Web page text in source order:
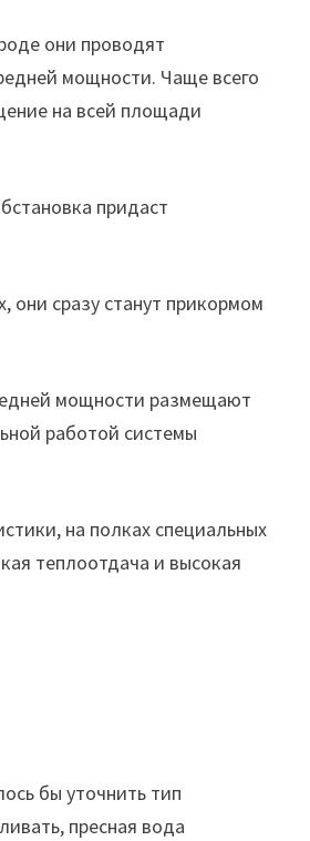
они проводят
мощности. Чаще всего
на всей площади
придаст
они сразу станут прикормом
мощности размещают
работой системы
на полках специальных
теплоотдача и высокая
бы уточнить тип
пресная вода